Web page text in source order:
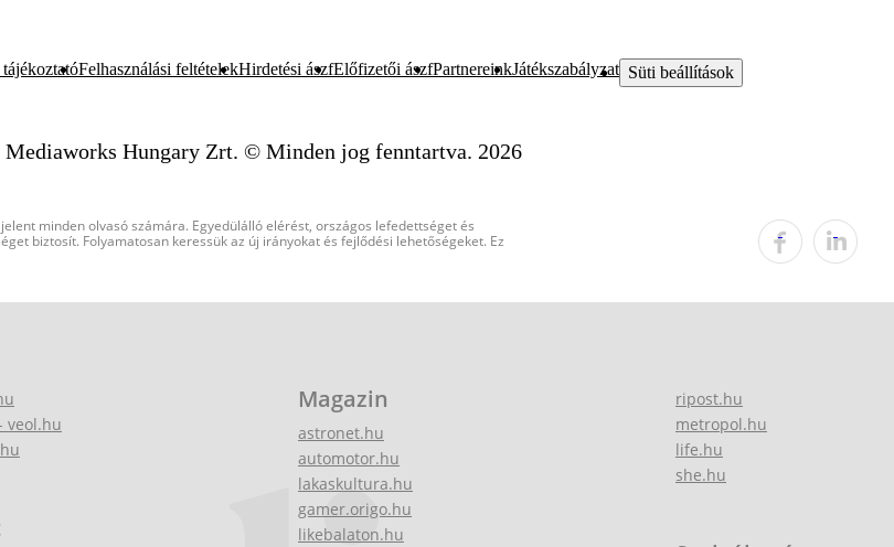
Felhasználási feltételekHirdetési ászfElőfizetői ászfPartnereinkJátékszabályzat Süti beállítások
Mediaworks Hungary Zrt. © Minden jog fenntartva. 2026
minden olvasó számára. Egyedülálló elérést, országos lefedettséget és
biztosít. Folyamatosan keressük az új irányokat és fejlődési lehetőségeket. Ez
veol.hu
Magazin
astronet.hu
automotor.hu
lakaskultura.hu
gamer.origo.hu
likebalaton.hu
ripost.hu
metropol.hu
life.hu
she.hu